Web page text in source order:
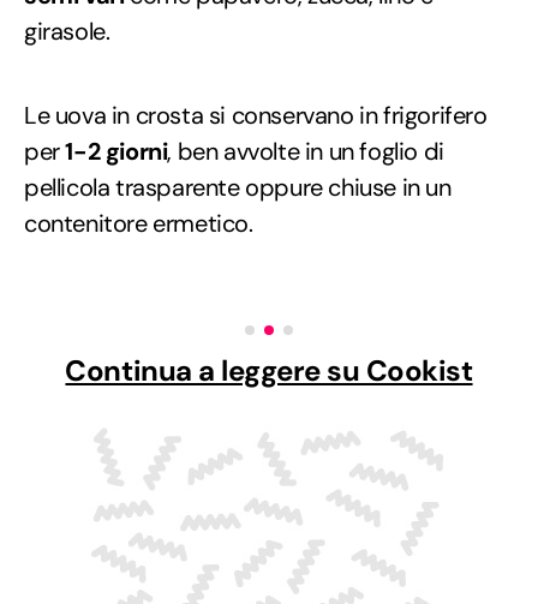
girasole.
Le uova in crosta si conservano in frigorifero
per1-2 giorni, ben avvolte in un foglio di
pellicola trasparente oppure chiuse in un
contenitore ermetico.
Continua a leggere su Cookist